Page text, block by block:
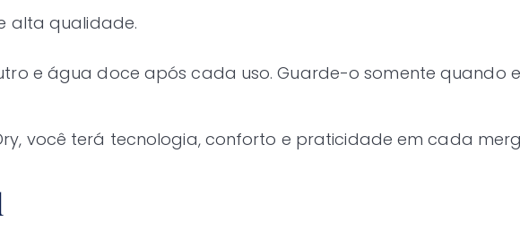
alta qualidade.
e água doce após cada uso. Guarde-o somente
você terá tecnologia, conforto e praticidade em cada